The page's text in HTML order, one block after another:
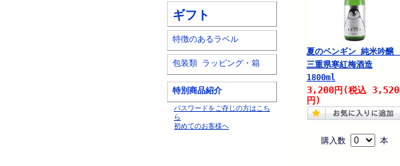
ギフト
特徴のあるラベル
包装類 ラッピング・箱
特別商品紹介
パスワードをご存じの方はこち
ら
初めてのお客様へ
夏のペンギン 純米吟醸
三重県寒紅梅酒造
1800ml
3,200円 (税込 3,520
円)
購入数 本